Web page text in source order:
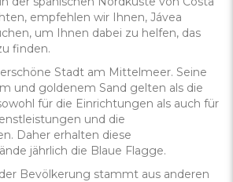
empfehlen wir Ihnen, Jávea
um Ihnen dabei zu helfen, das
finden.
Stadt am Mittelmeer. Seine
und goldenem Sand gelten als die
für die Einrichtungen als auch für
und die
Daher erhalten diese
jährlich die Blaue Flagge.
Bevölkerung stammt aus anderen